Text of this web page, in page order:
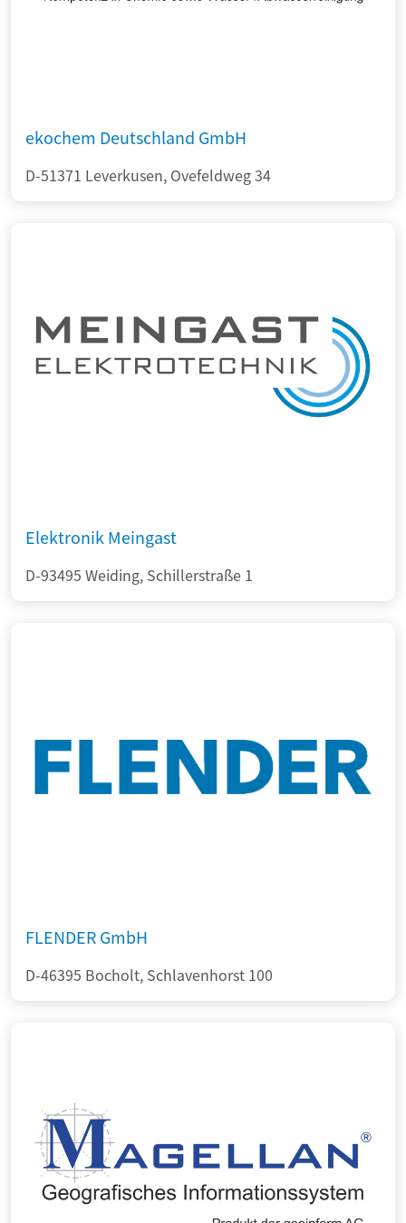
ekochem Deutschland GmbH
D-51371 Leverkusen, Ovefeldweg 34
Elektronik Meingast
D-93495 Weiding, Schillerstraße 1
FLENDER GmbH
D-46395 Bocholt, Schlavenhorst 100